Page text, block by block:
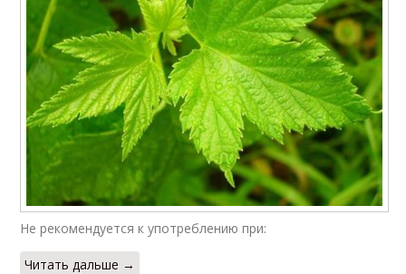
Не рекомендуется к употреблению при:
Читать дальше →